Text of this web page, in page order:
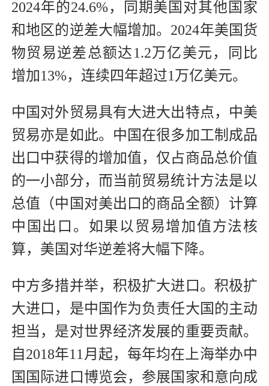
2024年的24.6%，同期美国对其他国家
和地区的逆差大幅增加。2024年美国货
物贸易逆差总额达1.2万亿美元，同比
增加13%，连续四年超过1万亿美元。
中国对外贸易具有大进大出特点，中美
贸易亦是如此。中国在很多加工制成品
出口中获得的增加值，仅占商品总价值
的一小部分，而当前贸易统计方法是以
总值（中国对美出口的商品全额）计算
中国出口。如果以贸易增加值方法核
算，美国对华逆差将大幅下降。
中方多措并举，积极扩大进口。积极扩
大进口，是中国作为负责任大国的主动
担当，是对世界经济发展的重要贡献。
自2018年11月起，每年均在上海举办中
国国际进口博览会，参展国家和意向成